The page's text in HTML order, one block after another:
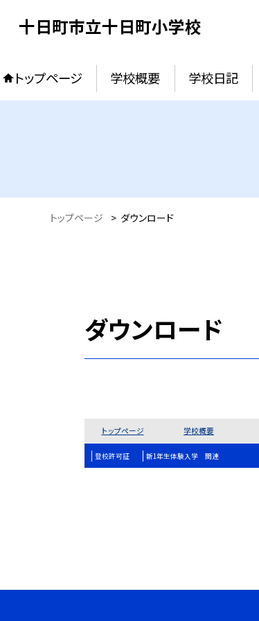
十日町市立十日町小学校
トップページ 学校概要 学校日記
トップページ > ダウンロード
ダウンロード
トップページ 学校概要
登校許可証 新1年生体験入学 関連